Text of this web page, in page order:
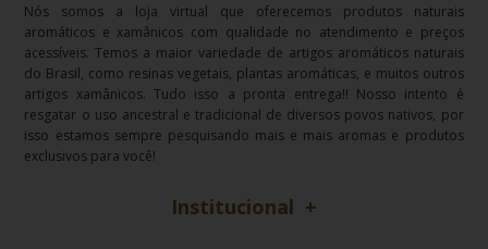
Nós somos a loja virtual que oferecemos produtos naturais
aromáticos e xamânicos com qualidade no atendimento e preços
acessíveis. Temos a maior variedade de artigos aromáticos naturais
do Brasil, como resinas vegetais, plantas aromáticas, e muitos outros
artigos xamânicos. Tudo isso a pronta entrega!! Nosso intento é
resgatar o uso ancestral e tradicional de diversos povos nativos, por
isso estamos sempre pesquisando mais e mais aromas e produtos
exclusivos para você!
Institucional